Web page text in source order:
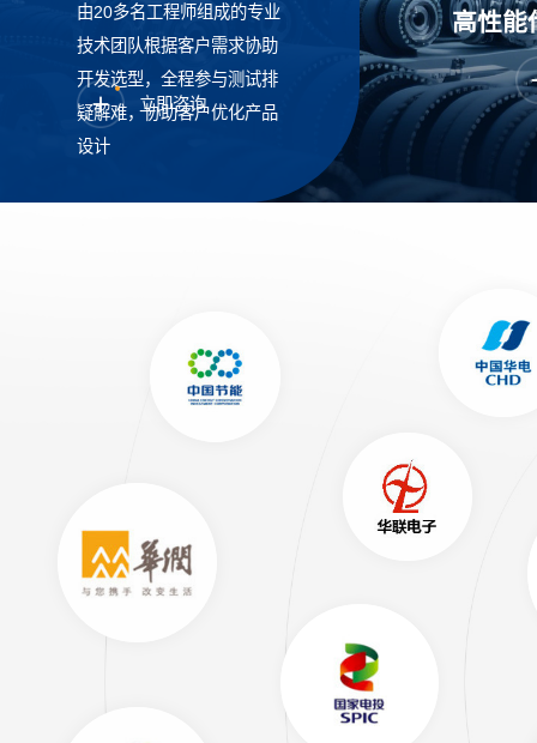
由20多名工程师组成的专业
技术团队根据客户需求协助
开发选型，全程参与测试排
疑解难，协助客户优化产品
设计
立即咨询
高性能